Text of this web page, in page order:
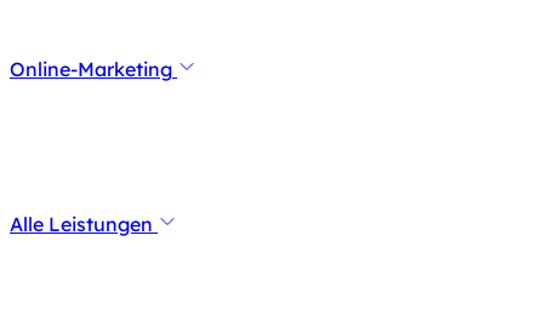
Online-Marketing
Alle Leistungen